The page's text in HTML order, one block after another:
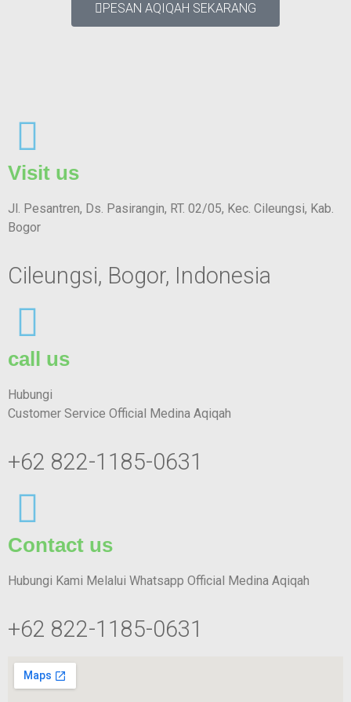
PESAN AQIQAH SEKARANG
Visit us
Jl. Pesantren, Ds. Pasirangin, RT. 02/05, Kec. Cileungsi, Kab.
Bogor
Cileungsi, Bogor, Indonesia
call us
Hubungi
Customer Service Official Medina Aqiqah
+62 822-1185-0631
Contact us
Hubungi Kami Melalui Whatsapp Official Medina Aqiqah
+62 822-1185-0631